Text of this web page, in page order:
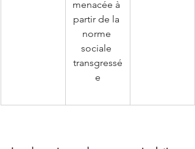
menacée à
partir de la
norme
sociale
transgressé
e